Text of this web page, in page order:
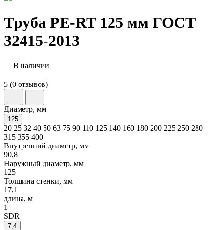
Труба PE-RT 125 мм ГОСТ
32415-2013
В наличии
5 (0 отзывов)
Диаметр, мм
125
20 25 32 40 50 63 75 90 110 125 140 160 180 200 225 250 280
315 355 400
Внутренний диаметр, мм
90,8
Наружный диаметр, мм
125
Толщина стенки, мм
17,1
длина, м
1
SDR
7,4